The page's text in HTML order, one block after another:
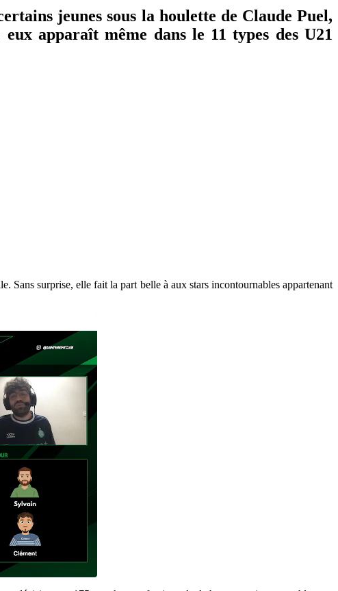
jeunes sous la houlette de Claude Puel,
apparaît même dans le 11 types des U21
Sans surprise, elle fait la part belle à aux stars incontournables appartenant